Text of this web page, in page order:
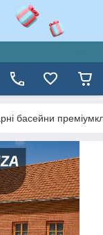
басейни